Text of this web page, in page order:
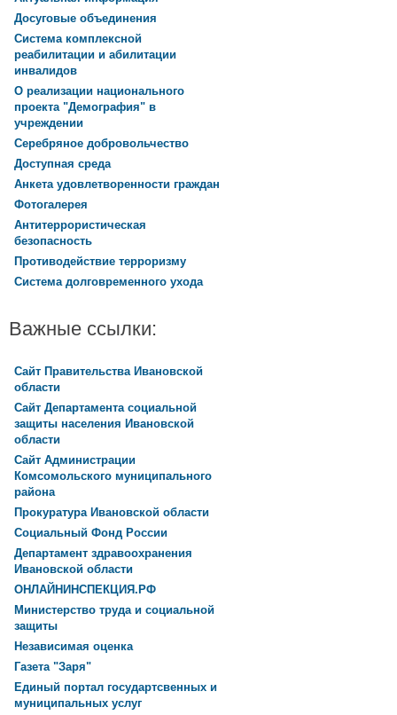
Досуговые объединения
Система комплексной
реабилитации и абилитации
инвалидов
О реализации национального
проекта "Демография" в
учреждении
Серебряное добровольчество
Доступная среда
Анкета удовлетворенности граждан
Фотогалерея
Антитеррористическая
безопасность
Противодействие терроризму
Система долговременного ухода
Важные ссылки:
Сайт Правительства Ивановской
области
Сайт Департамента социальной
защиты населения Ивановской
области
Сайт Администрации
Комсомольского муниципального
района
Прокуратура Ивановской области
Социальный Фонд России
Департамент здравоохранения
Ивановской области
ОНЛАЙНИНСПЕКЦИЯ.РФ
Министерство труда и социальной
защиты
Независимая оценка
Газета "Заря"
Единый портал государтсвенных и
муниципальных услуг